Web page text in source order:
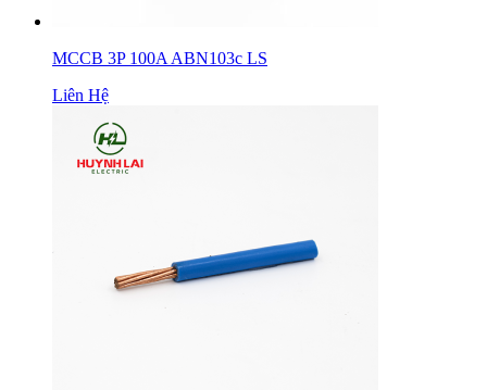
MCCB 3P 100A ABN103c LS
Liên Hệ